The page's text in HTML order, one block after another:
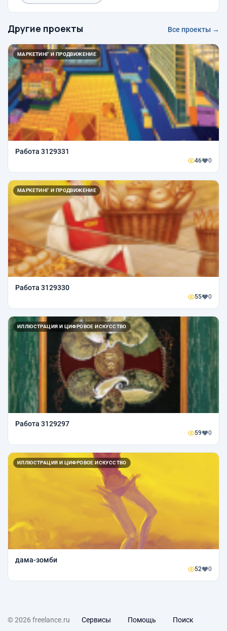
Другие проекты Все проекты →
МАРКЕТИНГ И ПРОДВИЖЕНИЕ
Работа 3129331
46 0
МАРКЕТИНГ И ПРОДВИЖЕНИЕ
Работа 3129330
55 0
ИЛЛЮСТРАЦИЯ И ЦИФРОВОЕ ИСКУССТВО
Работа 3129297
59 0
ИЛЛЮСТРАЦИЯ И ЦИФРОВОЕ ИСКУССТВО
дама-зомби
52 0
© 2026 freelance.ru Сервисы Помощь Поиск